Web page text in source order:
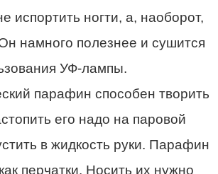
испортить ногти, а, наоборот,
намного полезнее и сушится
УФ-лампы.
парафин способен творить
его надо на паровой
в жидкость руки. Парафин
перчатки. Носить их нужно